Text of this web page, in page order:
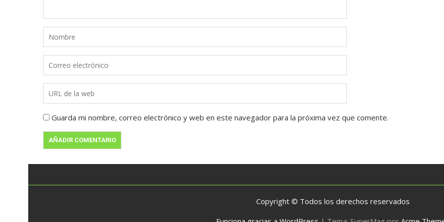
Guarda mi nombre, correo electrónico y web en este navegador para la próxima vez que comente.
Copyright © Todos los derechos reservados